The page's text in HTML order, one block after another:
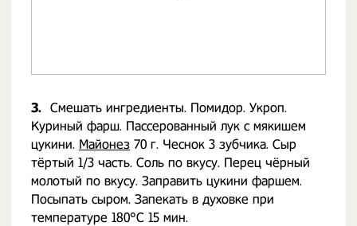
3. Смешать ингредиенты. Помидор. Укроп.
Куриный фарш. Пассерованный лук с мякишем
цукини. Майонез 70 г. Чеснок 3 зубчика. Сыр
тёртый 1/3 часть. Соль по вкусу. Перец чёрный
молотый по вкусу. Заправить цукини фаршем.
Посыпать сыром. Запекать в духовке при
температуре 180°С 15 мин.